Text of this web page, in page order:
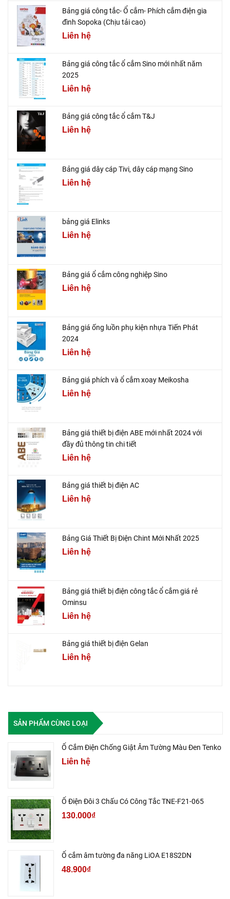
Bảng giá công tắc- Ổ cắm- Phích cắm điện gia
đình Sopoka (Chịu tải cao)
Liên hệ
Bảng giá công tắc ổ cắm Sino mới nhất năm
2025
Liên hệ
Bảng giá công tắc ổ cắm T&J
Liên hệ
Bảng giá dây cáp Tivi, dây cáp mạng Sino
Liên hệ
bảng giá Elinks
Liên hệ
Bảng giá ổ cắm công nghiệp Sino
Liên hệ
Bảng giá ống luồn phụ kiện nhựa Tiến Phát
2024
Liên hệ
Bảng giá phích và ổ cắm xoay Meikosha
Liên hệ
Bảng giá thiết bị điện ABE mới nhất 2024 với
đầy đủ thông tin chi tiết
Liên hệ
Bảng giá thiết bị điện AC
Liên hệ
Bảng Giá Thiết Bị Điện Chint Mới Nhất 2025
Liên hệ
Bảng giá thiết bị điện công tắc ổ cắm giá rẻ
Ominsu
Liên hệ
Bảng giá thiết bị điện Gelan
Liên hệ
SẢN PHẨM CÙNG LOẠI
Ổ Cắm Điện Chống Giật Âm Tường Màu Đen Tenko
Liên hệ
Ổ Điện Đôi 3 Chấu Có Công Tắc TNE-F21-065
130.000₫
Ổ cắm âm tường đa năng LiOA E18S2DN
48.900₫